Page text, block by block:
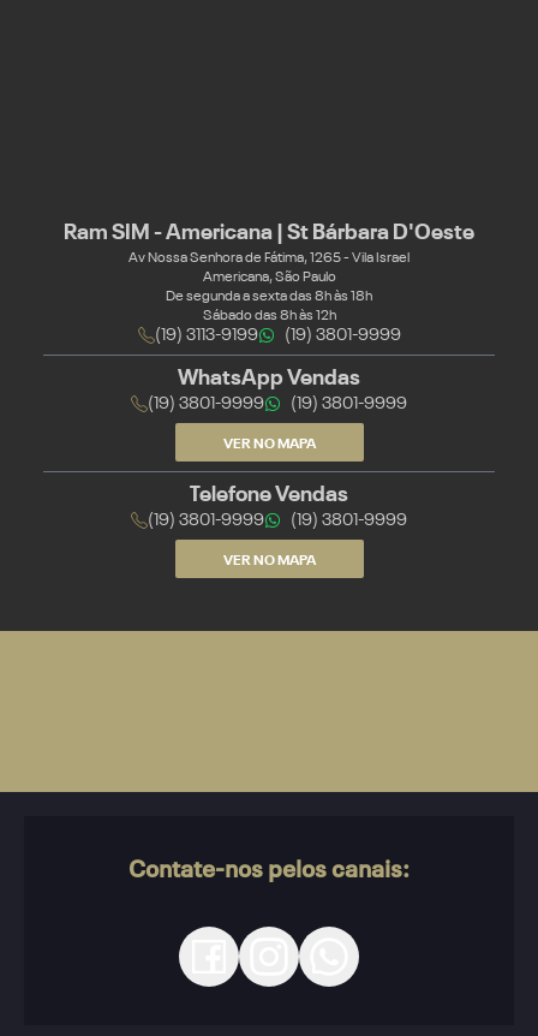
Ram SIM - Americana | St Bárbara D'Oeste
Av Nossa Senhora de Fátima, 1265 - Vila Israel
Americana, São Paulo
De segunda a sexta das 8h às 18h
Sábado das 8h às 12h
(19) 3113-9199 (19) 3801-9999
WhatsApp Vendas
(19) 3801-9999 (19) 3801-9999
VER NO MAPA
Telefone Vendas
(19) 3801-9999 (19) 3801-9999
VER NO MAPA
Contate-nos pelos canais: